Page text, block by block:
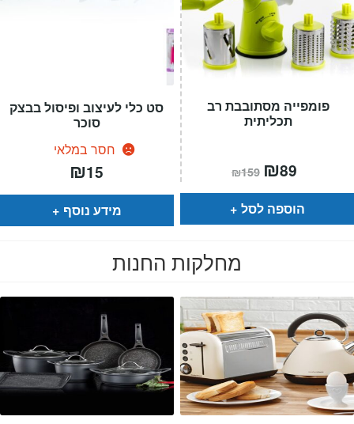
סט כלי לעיצוב ופיסול בבצק
סוכר
חסר במלאי
₪15
מידע נוסף
פומפייה מסתובבת רב
תכליתית
₪159 המחיר
המקורי
היה:
₪159.
₪89
הוא:
הוספה לסל
מחלקות החנות